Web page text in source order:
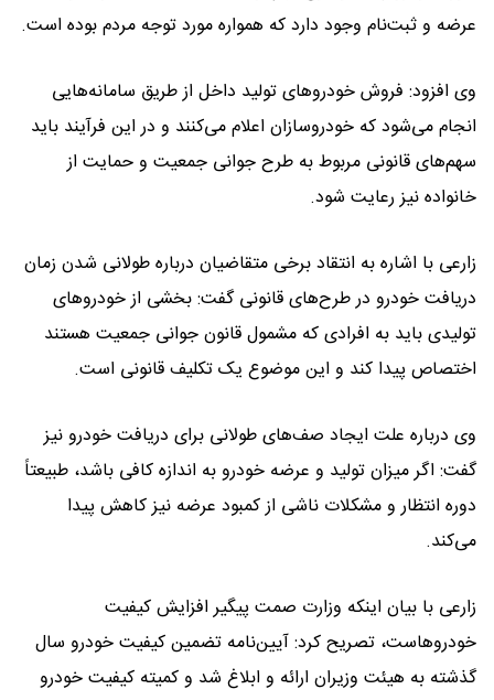
عرضه و ثبت‌نام وجود دارد که همواره مورد توجه مردم بوده است.
وی افزود: فروش خودروهای تولید داخل از طریق سامانه‌هایی
انجام می‌شود که خودروسازان اعلام می‌کنند و در این فرآیند باید
سهم‌های قانونی مربوط به طرح جوانی جمعیت و حمایت از
خانواده نیز رعایت شود.
زارعی با اشاره به انتقاد برخی متقاضیان درباره طولانی شدن زمان
دریافت خودرو در طرح‌های قانونی گفت: بخشی از خودروهای
تولیدی باید به افرادی که مشمول قانون جوانی جمعیت هستند
اختصاص پیدا کند و این موضوع یک تکلیف قانونی است.
وی درباره علت ایجاد صف‌های طولانی برای دریافت خودرو نیز
گفت: اگر میزان تولید و عرضه خودرو به اندازه کافی باشد، طبیعتاً
دوره انتظار و مشکلات ناشی از کمبود عرضه نیز کاهش پیدا
می‌کند.
زارعی با بیان اینکه وزارت صمت پیگیر افزایش کیفیت
خودروهاست، تصریح کرد: آیین‌نامه تضمین کیفیت خودرو سال
گذشته به هیئت وزیران ارائه و ابلاغ شد و کمیته کیفیت خودرو